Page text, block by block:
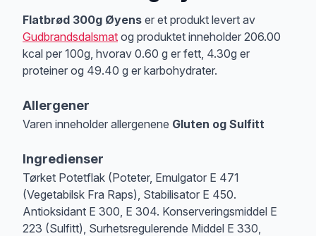
Produktbeskrivelse
Flatbrød 300g Øyens er et produkt levert av
Gudbrandsdalsmat og produktet inneholder 206.00
kcal per 100g, hvorav 0.60 g er fett, 4.30g er
proteiner og 49.40 g er karbohydrater.
Allergener
Varen inneholder allergenene Gluten og Sulfitt
Ingredienser
Tørket Potetflak (Poteter, Emulgator E 471
(Vegetabilsk Fra Raps), Stabilisator E 450.
Antioksidant E 300, E 304. Konserveringsmiddel E
223 (Sulfitt), Surhetsregulerende Middel E 330,